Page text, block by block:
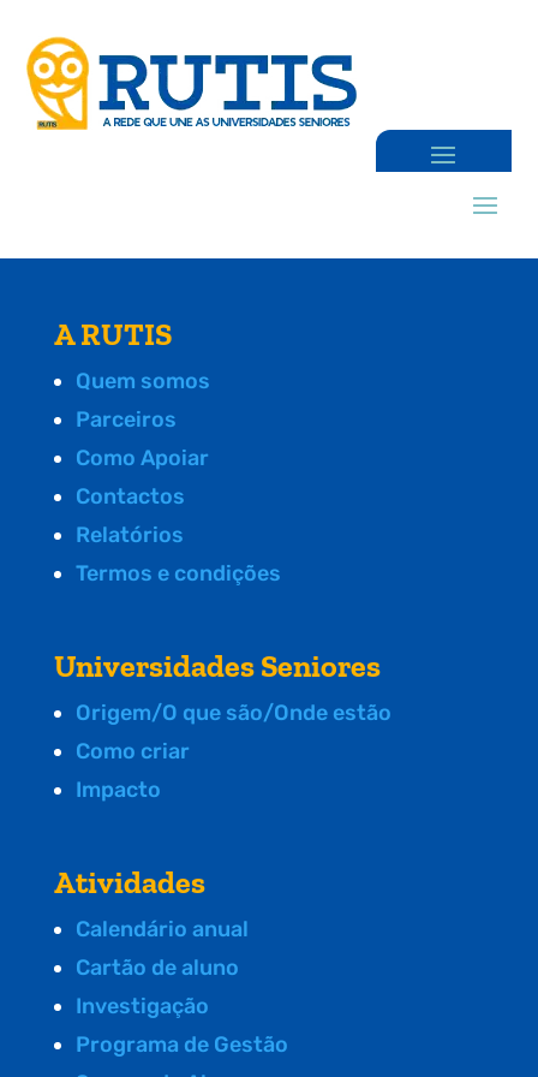
A RUTIS
Quem somos
Parceiros
Como Apoiar
Contactos
Relatórios
Termos e condições
Universidades Seniores
Origem/O que são/Onde estão
Como criar
Impacto
Atividades
Calendário anual
Cartão de aluno
Investigação
Programa de Gestão